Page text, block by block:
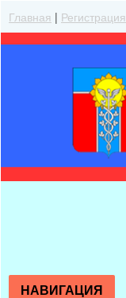
Главная | Регистрация
НАВИГАЦИЯ